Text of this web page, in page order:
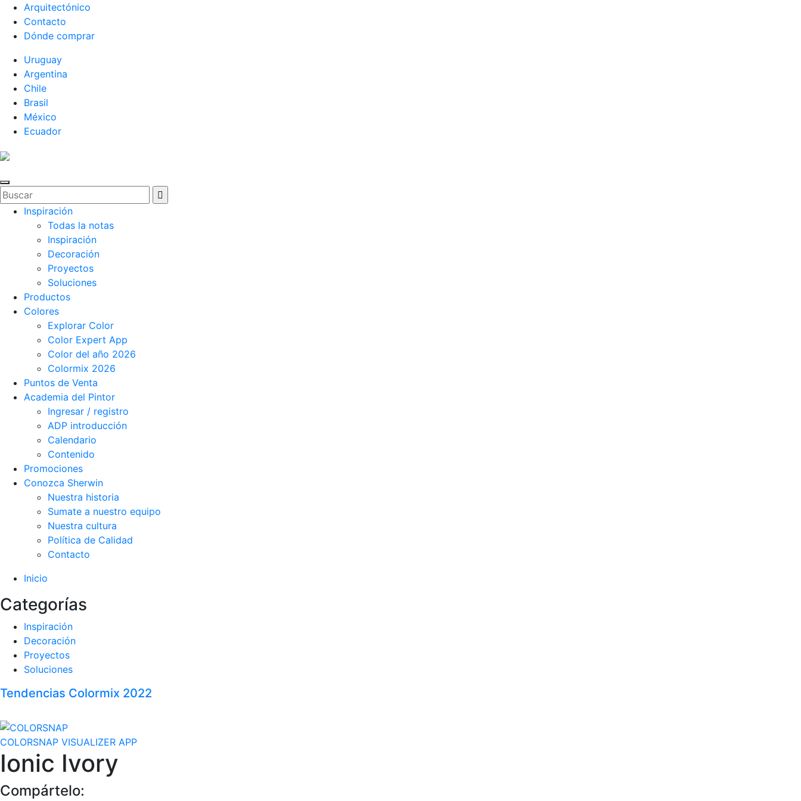
Arquitectónico
Contacto
Dónde comprar
Uruguay
Argentina
Chile
Brasil
México
Ecuador
Inspiración
Todas la notas
Inspiración
Decoración
Proyectos
Soluciones
Productos
Colores
Explorar Color
Color Expert App
Color del año 2026
Colormix 2026
Puntos de Venta
Academia del Pintor
Ingresar / registro
ADP introducción
Calendario
Contenido
Promociones
Conozca Sherwin
Nuestra historia
Sumate a nuestro equipo
Nuestra cultura
Política de Calidad
Contacto
Inicio
Categorías
Inspiración
Decoración
Proyectos
Soluciones
Tendencias Colormix 2022
COLORSNAP VISUALIZER APP
Ionic Ivory
Compártelo: